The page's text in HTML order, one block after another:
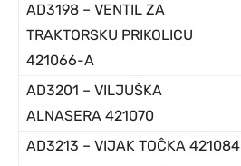
AD3198 – VENTIL ZA
TRAKTORSKU PRIKOLICU
421066-A
AD3201 – VILJUŠKA
ALNASERA 421070
AD3213 – VIJAK TOĈKA 421084